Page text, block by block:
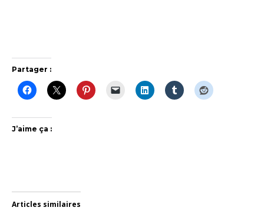
Partager :
J’aime ça :
Articles similaires